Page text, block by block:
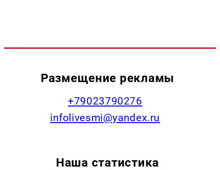
Размещение рекламы
+79023790276
infolivesmi@yandex.ru
Наша статистика